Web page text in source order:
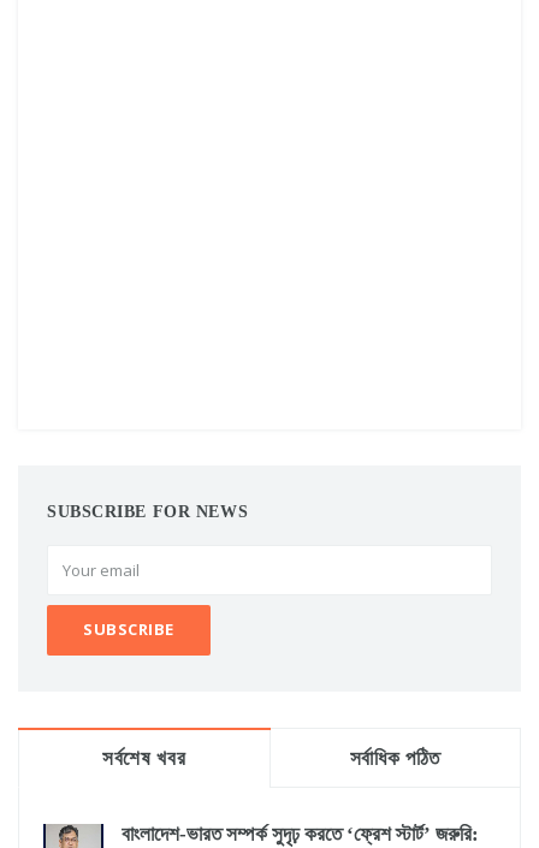
SUBSCRIBE FOR NEWS
সর্বশেষ খবর সর্বাধিক পঠিত
বাংলাদেশ-ভারত সম্পর্ক সুদৃঢ় করতে ‘ফ্রেশ স্টার্ট’ জরুরি: